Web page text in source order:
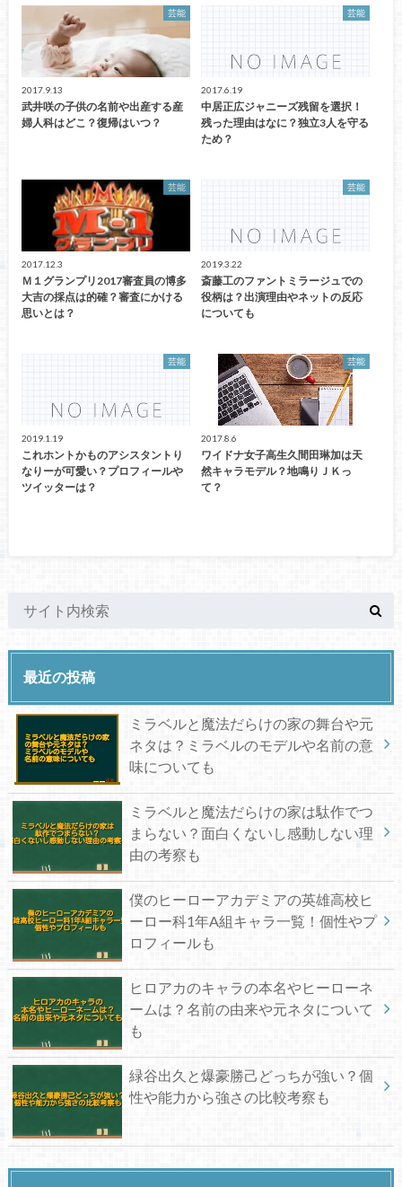
芸能
2017.9.13
武井咲の子供の名前や出産する産
婦人科はどこ？復帰はいつ？
芸能
2017.6.19
中居正広ジャニーズ残留を選択！
残った理由はなに？独立3人を守る
ため？
芸能
2017.12.3
Ｍ１グランプリ2017審査員の博多
大吉の採点は的確？審査にかける
思いとは？
芸能
2019.3.22
斎藤工のファントミラージュでの
役柄は？出演理由やネットの反応
についても
芸能
2019.1.19
これホントかものアシスタントり
なりーが可愛い？プロフィールや
ツイッターは？
芸能
2017.8.6
ワイドナ女子高生久間田琳加は天
然キャラモデル？地鳴りＪＫっ
て？
最近の投稿
ミラベルと魔法だらけの家の舞台や元
ネタは？ミラベルのモデルや名前の意
味についても
ミラベルと魔法だらけの家は駄作でつ
まらない？面白くないし感動しない理
由の考察も
僕のヒーローアカデミアの英雄高校ヒ
ーロー科1年A組キャラ一覧！個性やプ
ロフィールも
ヒロアカのキャラの本名やヒーローネ
ームは？名前の由来や元ネタについて
も
緑谷出久と爆豪勝己どっちが強い？個
性や能力から強さの比較考察も